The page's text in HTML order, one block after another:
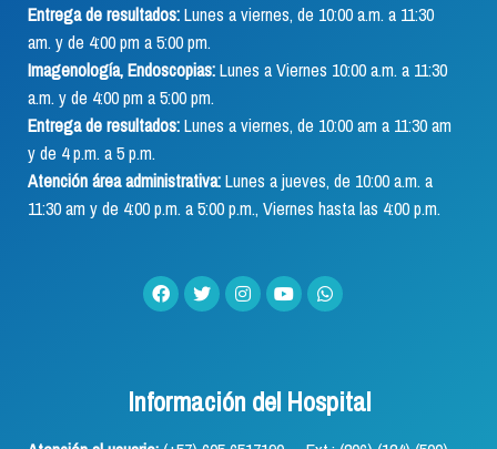
Entrega de resultados:Lunes a viernes, de 10:00 a.m. a 11:30
am. y de 4:00 pm a 5:00 pm.
Imagenología, Endoscopias:Lunes a Viernes 10:00 a.m. a 11:30
a.m. y de 4:00 pm a 5:00 pm.
Entrega de resultados:Lunes a viernes, de 10:00 am a 11:30 am
y de 4 p.m. a 5 p.m.
Atención área administrativa:Lunes a jueves, de 10:00 a.m. a
11:30 am y de 4:00 p.m. a 5:00 p.m., Viernes hasta las 4:00 p.m.
Información del Hospital